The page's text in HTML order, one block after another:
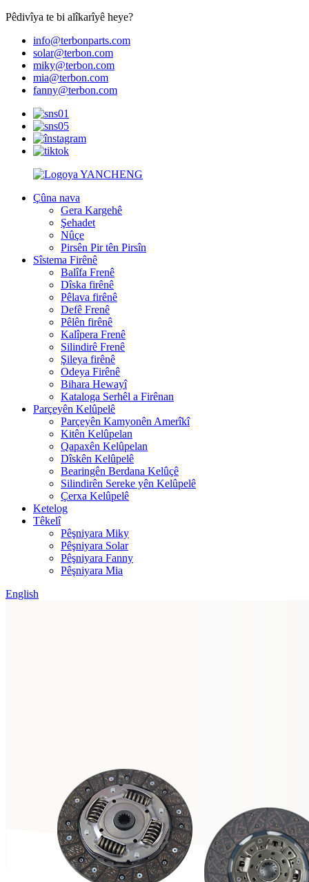
Pêdivîya te bi alîkarîyê heye?
info@terbonparts.com
solar@terbon.com
miky@terbon.com
mia@terbon.com
fanny@terbon.com
Çûna nava
Gera Kargehê
Şehadet
Nûçe
Pirsên Pir tên Pirsîn
Sîstema Firênê
Balîfa Frenê
Dîska firênê
Pêlava firênê
Defê Frenê
Pêlên firênê
Kalîpera Frenê
Silindirê Frenê
Şileya firênê
Odeya Firênê
Bihara Hewayî
Kataloga Serhêl a Firênan
Parçeyên Kelûpelê
Parçeyên Kamyonên Amerîkî
Kitên Kelûpelan
Qapaxên Kelûpelan
Dîskên Kelûpelê
Bearingên Berdana Kelûçê
Silindirên Sereke yên Kelûpelê
Çerxa Kelûpelê
Ketelog
Têkelî
Pêşniyara Miky
Pêşniyara Solar
Pêşniyara Fanny
Pêşniyara Mia
English